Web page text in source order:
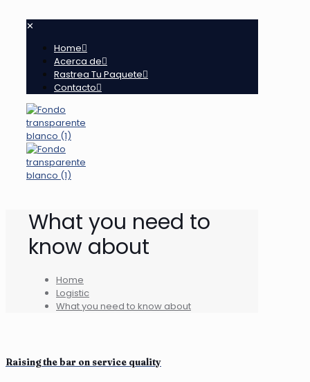
✕
Home
Acerca de
Rastrea Tu Paquete
Contacto
What you need to
know about
Home
Logistic
What you need to know about
Raising the bar on service quality